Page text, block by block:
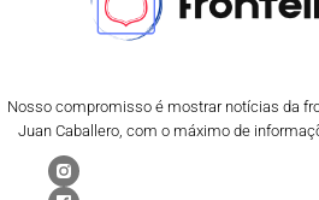
Nosso compromisso é mostrar notícias da
Juan Caballero, com o máximo de